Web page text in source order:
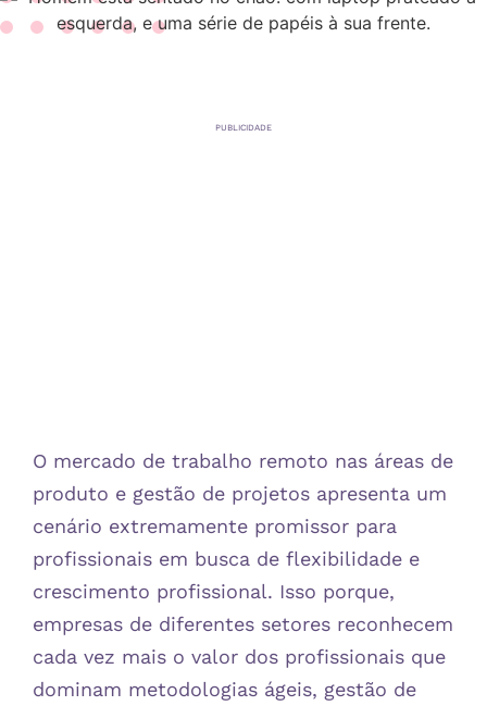
PUBLICIDADE
O mercado de trabalho remoto nas áreas de
produto e gestão de projetos apresenta um
cenário extremamente promissor para
profissionais em busca de flexibilidade e
crescimento profissional. Isso porque,
empresas de diferentes setores reconhecem
cada vez mais o valor dos profissionais que
dominam metodologias ágeis, gestão de